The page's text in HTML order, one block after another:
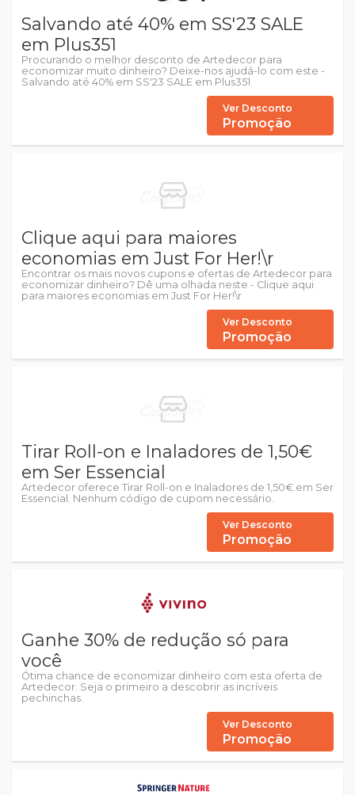
Salvando até 40% em SS'23 SALE
em Plus351
Procurando o melhor desconto de Artedecor para
economizar muito dinheiro? Deixe-nos ajudá-lo com este -
Salvando até 40% em SS'23 SALE em Plus351
Ver Desconto
Promoção
Clique aqui para maiores
economias em Just For Her!\r
Encontrar os mais novos cupons e ofertas de Artedecor para
economizar dinheiro? Dê uma olhada neste - Clique aqui
para maiores economias em Just For Her!\r
Ver Desconto
Promoção
Tirar Roll-on e Inaladores de 1,50€
em Ser Essencial
Artedecor oferece Tirar Roll-on e Inaladores de 1,50€ em Ser
Essencial. Nenhum código de cupom necessário.
Ver Desconto
Promoção
Ganhe 30% de redução só para
você
Ótima chance de economizar dinheiro com esta oferta de
Artedecor. Seja o primeiro a descobrir as incríveis
pechinchas.
Ver Desconto
Promoção